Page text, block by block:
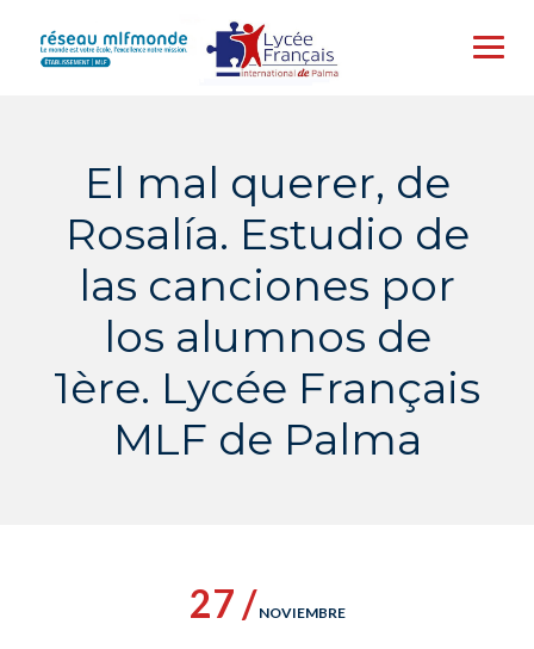
content
El mal querer, de
Rosalía. Estudio de
las canciones por
los alumnos de
1ère. Lycée Français
MLF de Palma
27 / NOVIEMBRE